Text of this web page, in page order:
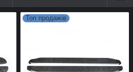
Топ продажів